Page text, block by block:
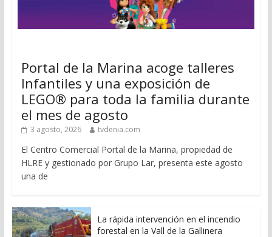
Portal de la Marina acoge talleres
Infantiles y una exposición de
LEGO® para toda la familia durante
el mes de agosto
3 agosto, 2026 tvdenia.com
El Centro Comercial Portal de la Marina, propiedad de
HLRE y gestionado por Grupo Lar, presenta este agosto
una de
La rápida intervención en el incendio
forestal en la Vall de la Gallinera